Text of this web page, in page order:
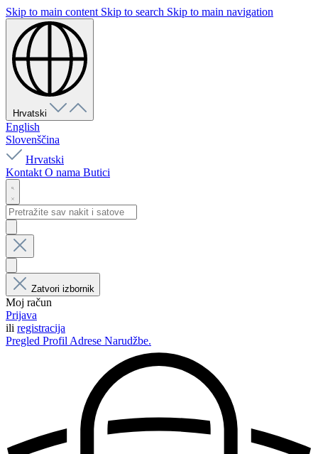
Skip to main content Skip to search Skip to main navigation
Hrvatski
English
Slovenščina
Hrvatski
Kontakt O nama Butici
Zatvori izbornik
Moj račun
Prijava
ili registracija
Pregled Profil Adrese Narudžbe.